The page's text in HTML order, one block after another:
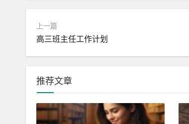
1. 突破传统创作模式的束缚
传统文学创作依赖于作家的个人经验和
更具创意的作品。AI写作的出现，使得
2. 跨越时空的文学传承
AI写作能够学习和借鉴历史上优秀作家
上一篇
高三班主任工作计划
推荐文章